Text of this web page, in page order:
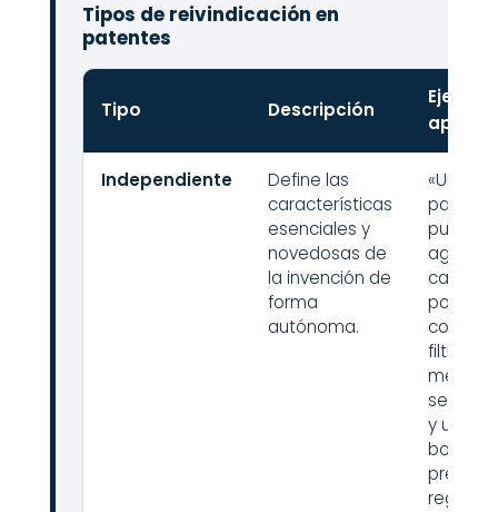
Tipos de reivindicación en
patentes
Tipo Descripción
Independiente
Define las
características
esenciales y
novedosas de
la invención de
forma
autónoma.
«Un
para la
agua,
por
filtro de
y un
presión